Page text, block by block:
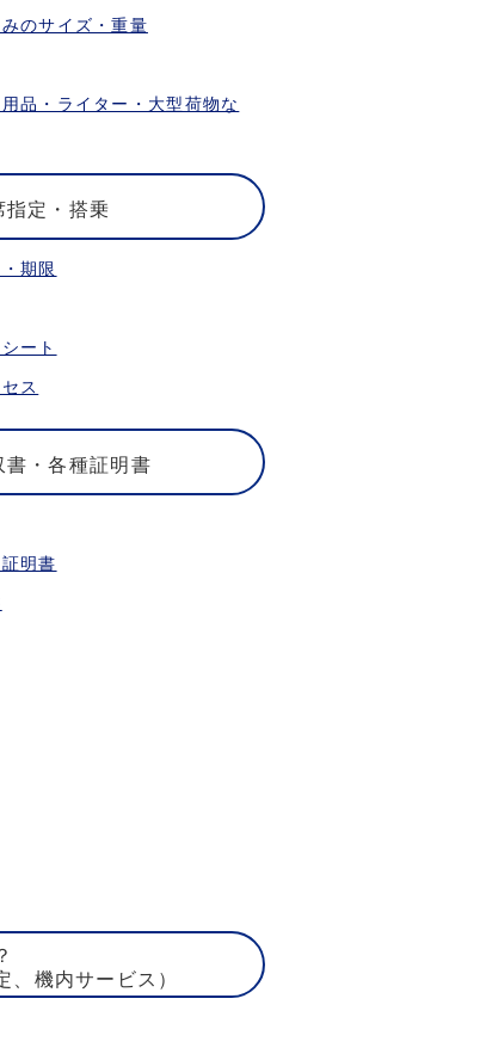
のサイズ・重量
品・ライター・大型荷物な
指定・搭乗
期限
ート
ス
書・各種証明書
明書
、機内サービス）